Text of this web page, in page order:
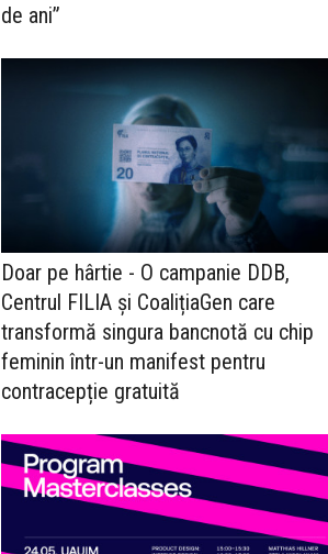
de ani”
Doar pe hârtie - O campanie DDB,
Centrul FILIA și CoalițiaGen care
transformă singura bancnotă cu chip
feminin într-un manifest pentru
contracepție gratuită